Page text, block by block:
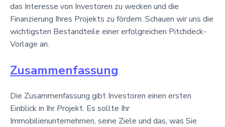
das Interesse von Investoren zu wecken und die
Finanzierung Ihres Projekts zu fördern. Schauen wir uns die
wichtigsten Bestandteile einer erfolgreichen Pitchdeck-
Vorlage an.
Zusammenfassung
Die Zusammenfassung gibt Investoren einen ersten
Einblick in Ihr Projekt. Es sollte Ihr
Immobilienunternehmen, seine Ziele und das, was Sie